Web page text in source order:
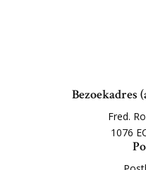
Bezoekadres
Fred.
1076